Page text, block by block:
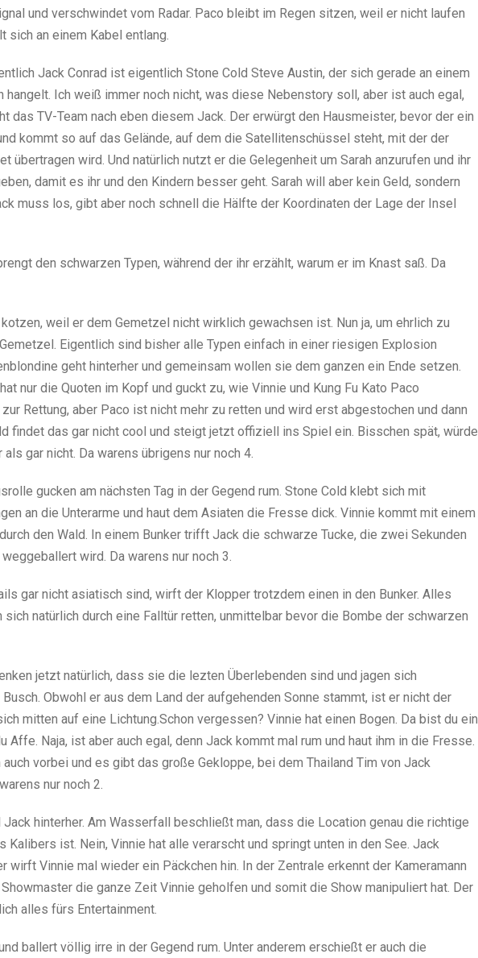
und verschwindet vom Radar. Paco bleibt im Regen sitzen, weil er nicht laufen
sich an einem Kabel entlang.
Jack Conrad ist eigentlich Stone Cold Steve Austin, der sich gerade an einem
hangelt. Ich weiß immer noch nicht, was diese Nebenstory soll, aber ist auch egal,
das TV-Team nach eben diesem Jack. Der erwürgt den Hausmeister, bevor der ein
kommt so auf das Gelände, auf dem die Satellitenschüssel steht, mit der der
übertragen wird. Und natürlich nutzt er die Gelegenheit um Sarah anzurufen und ihr
damit es ihr und den Kindern besser geht. Sarah will aber kein Geld, sondern
muss los, gibt aber noch schnell die Hälfte der Koordinaten der Lage der Insel
den schwarzen Typen, während der ihr erzählt, warum er im Knast saß. Da
weil er dem Gemetzel nicht wirklich gewachsen ist. Nun ja, um ehrlich zu
Eigentlich sind bisher alle Typen einfach in einer riesigen Explosion
geht hinterher und gemeinsam wollen sie dem ganzen ein Ende setzen.
nur die Quoten im Kopf und guckt zu, wie Vinnie und Kung Fu Kato Paco
Rettung, aber Paco ist nicht mehr zu retten und wird erst abgestochen und dann
findet das gar nicht cool und steigt jetzt offiziell ins Spiel ein. Bisschen spät, würde
gar nicht. Da warens übrigens nur noch 4.
gucken am nächsten Tag in der Gegend rum. Stone Cold klebt sich mit
an die Unterarme und haut dem Asiaten die Fresse dick. Vinnie kommt mit einem
den Wald. In einem Bunker trifft Jack die schwarze Tucke, die zwei Sekunden
wird. Da warens nur noch 3.
gar nicht asiatisch sind, wirft der Klopper trotzdem einen in den Bunker. Alles
sich natürlich durch eine Falltür retten, unmittelbar bevor die Bombe der schwarzen
jetzt natürlich, dass sie die lezten Überlebenden sind und jagen sich
Obwohl er aus dem Land der aufgehenden Sonne stammt, ist er nicht der
mitten auf eine Lichtung.Schon vergessen? Vinnie hat einen Bogen. Da bist du ein
Affe. Naja, ist aber auch egal, denn Jack kommt mal rum und haut ihm in die Fresse.
vorbei und es gibt das große Gekloppe, bei dem Thailand Tim von Jack
nur noch 2.
hinterher. Am Wasserfall beschließt man, dass die Location genau die richtige
Kalibers ist. Nein, Vinnie hat alle verarscht und springt unten in den See. Jack
wirft Vinnie mal wieder ein Päckchen hin. In der Zentrale erkennt der Kameramann
die ganze Zeit Vinnie geholfen und somit die Show manipuliert hat. Der
alles fürs Entertainment.
ballert völlig irre in der Gegend rum. Unter anderem erschießt er auch die